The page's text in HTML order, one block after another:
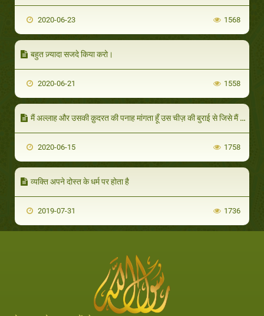
2020-06-23 1568
बहुत ज़्यादा सजदे किया करो।
2020-06-21 1558
मैं अल्लाह और उसकी क़ुदरत की पनाह मांगता हूँ उस चीज़ की बुराई से जिसे मैं महसूस कर रहा हूँ और जिसका मुझे खतरा है।
2020-06-15 1758
व्यक्ति अपने दोस्त के धर्म पर होता है
2019-07-31 1736